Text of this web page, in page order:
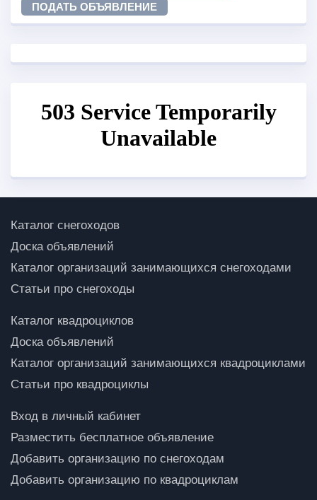
ПОДАТЬ ОБЪЯВЛЕНИЕ
Каталог снегоходов
Доска объявлений
Каталог организаций занимающихся снегоходами
Статьи про снегоходы
Каталог квадроциклов
Доска объявлений
Каталог организаций занимающихся квадроциклами
Статьи про квадроциклы
Вход в личный кабинет
Разместить бесплатное объявление
Добавить организацию по снегоходам
Добавить организацию по квадроциклам